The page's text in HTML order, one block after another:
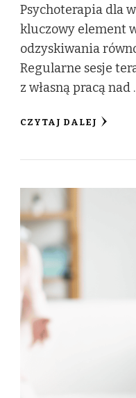
Psychoterapia dla
kluczowy element
odzyskiwania
Regularne sesje
z własną pracą nad
CZYTAJ DALEJ